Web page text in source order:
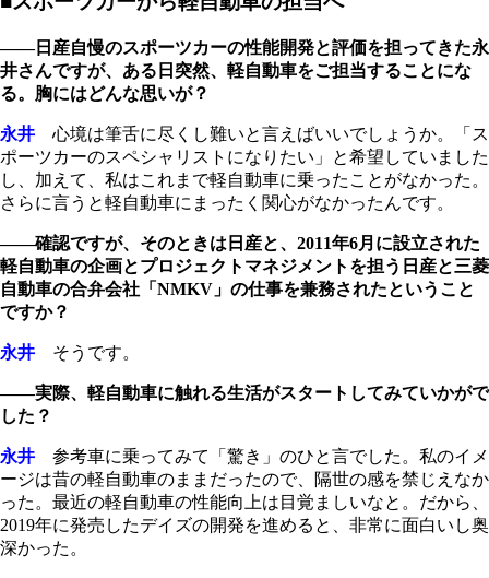
――日産自慢のスポーツカーの性能開発と評価を担ってきた永
井さんですが、ある日突然、軽自動車をご担当することにな
る。胸にはどんな思いが？
永井 心境は筆舌に尽くし難いと言えばいいでしょうか。「ス
ポーツカーのスペシャリストになりたい」と希望していました
し、加えて、私はこれまで軽自動車に乗ったことがなかった。
さらに言うと軽自動車にまったく関心がなかったんです。
――確認ですが、そのときは日産と、2011年6月に設立された
軽自動車の企画とプロジェクトマネジメントを担う日産と三菱
自動車の合弁会社「NMKV」の仕事を兼務されたということ
ですか？
永井 そうです。
――実際、軽自動車に触れる生活がスタートしてみていかがで
した？
永井 参考車に乗ってみて「驚き」のひと言でした。私のイメ
ージは昔の軽自動車のままだったので、隔世の感を禁じえなか
った。最近の軽自動車の性能向上は目覚ましいなと。だから、
2019年に発売したデイズの開発を進めると、非常に面白いし奥
深かった。